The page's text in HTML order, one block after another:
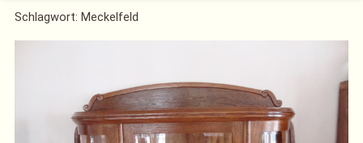
Schlagwort: Meckelfeld